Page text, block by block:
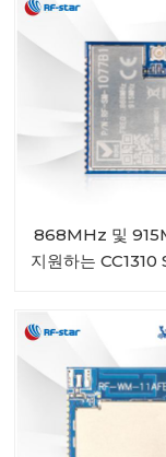
868MHz 및
지원하는 CC1310